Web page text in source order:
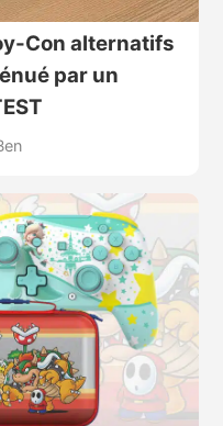
Con alternatifs
par un